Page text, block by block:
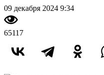
09 декабря 2024 9:34
65117